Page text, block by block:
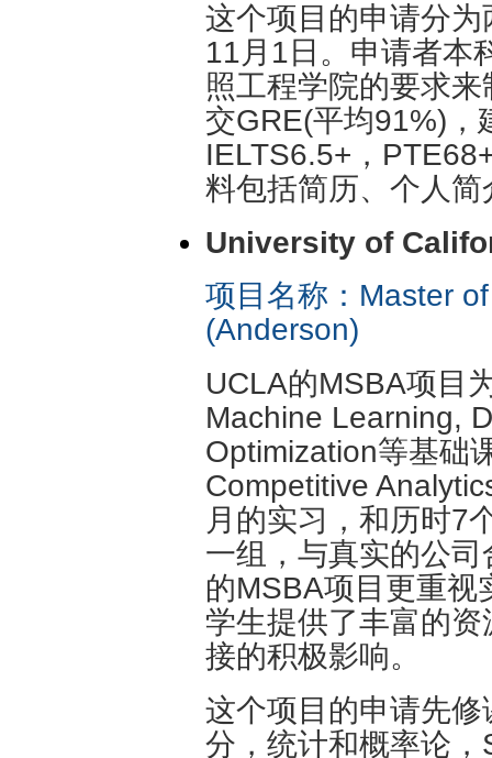
这个项目的申请分
11月1日。申请者本
照工程学院的要求
交GRE(平均91%)，
IELTS6.5+，
料包括简历、个人
University of
项目名称：Master
(Anderson)
UCLA的MSBA项目
Machine Learning,
Optimization等基础
Competitive
月的实习，和历时7
一组，与真实的公
的MSBA项目更重视
学生提供了丰富的
接的积极影响。
这个项目的申请先
分，统计和概率论